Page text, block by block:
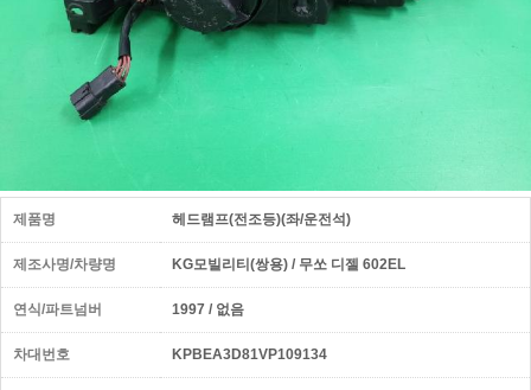
제품명 헤드램프(전조등)(좌/운전석)
제조사명/차량명 KG모빌리티(쌍용) / 무쏘 디젤 602EL
연식/파트넘버 1997 / 없음
차대번호 KPBEA3D81VP109134